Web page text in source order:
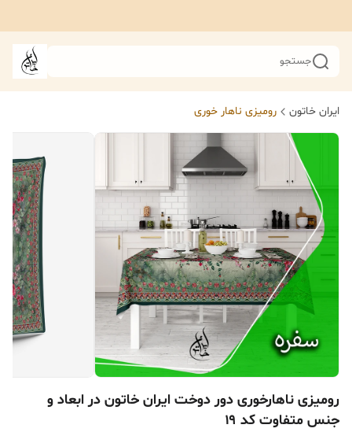
جستجو
ایران خاتون رومیزی ناهار خوری
رومیزی ناهارخوری دور دوخت ایران خاتون در ابعاد و
جنس متفاوت کد ۱۹